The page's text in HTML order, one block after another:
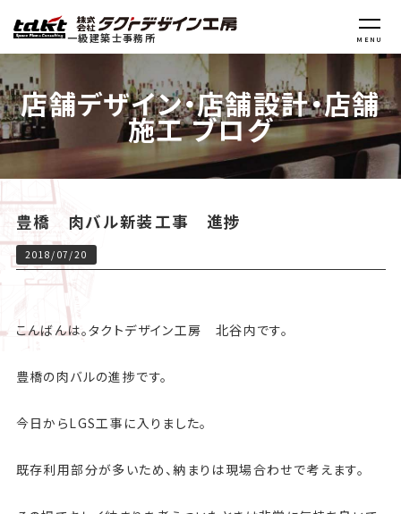
一級建築士事務所 MENU
店舗デザイン・店舗設計・店舗
施工 ブログ
豊橋 肉バル新装工事 進捗
2018/07/20
こんばんは。タクトデザイン工房 北谷内です。
豊橋の肉バルの進捗です。
今日からLGS工事に入りました。
既存利用部分が多いため、納まりは現場合わせで考えます。